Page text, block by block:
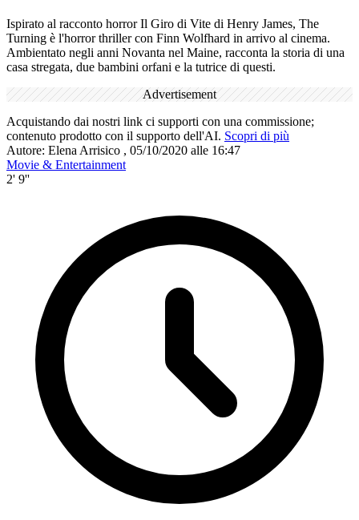
Ispirato al racconto horror Il Giro di Vite di Henry James, The
Turning è l'horror thriller con Finn Wolfhard in arrivo al cinema.
Ambientato negli anni Novanta nel Maine, racconta la storia di una
casa stregata, due bambini orfani e la tutrice di questi.
Advertisement
Acquistando dai nostri link ci supporti con una commissione;
contenuto prodotto con il supporto dell'AI. Scopri di più
Autore: Elena Arrisico , 05/10/2020 alle 16:47
Movie & Entertainment
2' 9''